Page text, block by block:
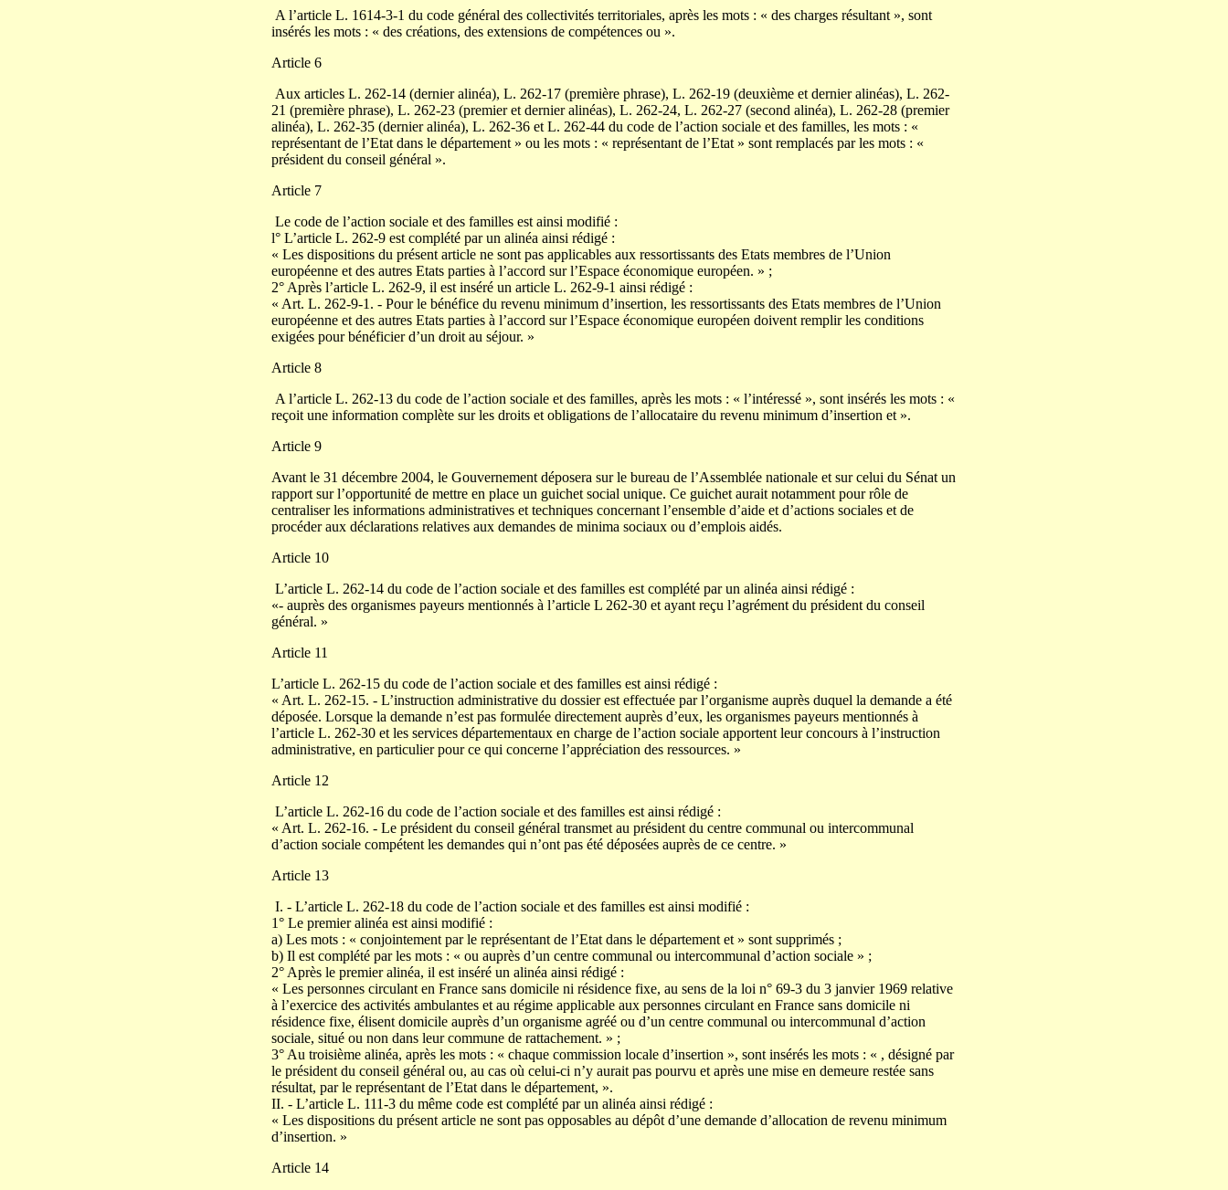
A l’article L. 1614-3-1 du code général des collectivités territoriales, après les mots : « des charges résultant », sont
insérés les mots : « des créations, des extensions de compétences ou ».
Article 6
Aux articles L. 262-14 (dernier alinéa), L. 262-17 (première phrase), L. 262-19 (deuxième et dernier alinéas), L. 262-
21 (première phrase), L. 262-23 (premier et dernier alinéas), L. 262-24, L. 262-27 (second alinéa), L. 262-28 (premier
alinéa), L. 262-35 (dernier alinéa), L. 262-36 et L. 262-44 du code de l’action sociale et des familles, les mots : «
représentant de l’Etat dans le département » ou les mots : « représentant de l’Etat » sont remplacés par les mots : «
président du conseil général ».
Article 7
Le code de l’action sociale et des familles est ainsi modifié :
l° L’article L. 262-9 est complété par un alinéa ainsi rédigé :
« Les dispositions du présent article ne sont pas applicables aux ressortissants des Etats membres de l’Union
européenne et des autres Etats parties à l’accord sur l’Espace économique européen. » ;
2° Après l’article L. 262-9, il est inséré un article L. 262-9-1 ainsi rédigé :
« Art. L. 262-9-1. - Pour le bénéfice du revenu minimum d’insertion, les ressortissants des Etats membres de l’Union
européenne et des autres Etats parties à l’accord sur l’Espace économique européen doivent remplir les conditions
exigées pour bénéficier d’un droit au séjour. »
Article 8
A l’article L. 262-13 du code de l’action sociale et des familles, après les mots : « l’intéressé », sont insérés les mots : «
reçoit une information complète sur les droits et obligations de l’allocataire du revenu minimum d’insertion et ».
Article 9
Avant le 31 décembre 2004, le Gouvernement déposera sur le bureau de l’Assemblée nationale et sur celui du Sénat un
rapport sur l’opportunité de mettre en place un guichet social unique. Ce guichet aurait notamment pour rôle de
centraliser les informations administratives et techniques concernant l’ensemble d’aide et d’actions sociales et de
procéder aux déclarations relatives aux demandes de minima sociaux ou d’emplois aidés.
Article 10
L’article L. 262-14 du code de l’action sociale et des familles est complété par un alinéa ainsi rédigé :
«- auprès des organismes payeurs mentionnés à l’article L 262-30 et ayant reçu l’agrément du président du conseil
général. »
Article 11
L’article L. 262-15 du code de l’action sociale et des familles est ainsi rédigé :
« Art. L. 262-15. - L’instruction administrative du dossier est effectuée par l’organisme auprès duquel la demande a été
déposée. Lorsque la demande n’est pas formulée directement auprès d’eux, les organismes payeurs mentionnés à
l’article L. 262-30 et les services départementaux en charge de l’action sociale apportent leur concours à l’instruction
administrative, en particulier pour ce qui concerne l’appréciation des ressources. »
Article 12
L’article L. 262-16 du code de l’action sociale et des familles est ainsi rédigé :
« Art. L. 262-16. - Le président du conseil général transmet au président du centre communal ou intercommunal
d’action sociale compétent les demandes qui n’ont pas été déposées auprès de ce centre. »
Article 13
I. - L’article L. 262-18 du code de l’action sociale et des familles est ainsi modifié :
1° Le premier alinéa est ainsi modifié :
a) Les mots : « conjointement par le représentant de l’Etat dans le département et » sont supprimés ;
b) Il est complété par les mots : « ou auprès d’un centre communal ou intercommunal d’action sociale » ;
2° Après le premier alinéa, il est inséré un alinéa ainsi rédigé :
« Les personnes circulant en France sans domicile ni résidence fixe, au sens de la loi n° 69-3 du 3 janvier 1969 relative
à l’exercice des activités ambulantes et au régime applicable aux personnes circulant en France sans domicile ni
résidence fixe, élisent domicile auprès d’un organisme agréé ou d’un centre communal ou intercommunal d’action
sociale, situé ou non dans leur commune de rattachement. » ;
3° Au troisième alinéa, après les mots : « chaque commission locale d’insertion », sont insérés les mots : « , désigné par
le président du conseil général ou, au cas où celui-ci n’y aurait pas pourvu et après une mise en demeure restée sans
résultat, par le représentant de l’Etat dans le département, ».
II. - L’article L. 111-3 du même code est complété par un alinéa ainsi rédigé :
« Les dispositions du présent article ne sont pas opposables au dépôt d’une demande d’allocation de revenu minimum
d’insertion. »
Article 14